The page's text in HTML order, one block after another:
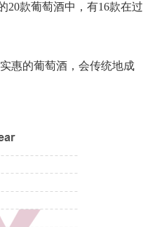
20款葡萄酒中，有16款在过
惠的葡萄酒，会传统地成